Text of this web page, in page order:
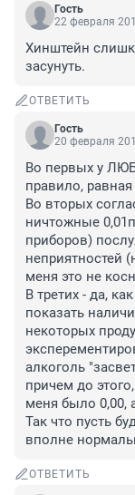
Гость
22 февраля
Хинштейн
засунуть.
ОТВЕТИТЬ
Гость
20 февраля
Во первых у
правило,
Во вторых
ничтожные
приборов)
неприятностей
меня это не
В третих - да,
показать
некоторых
алкоголь
причем до
меня было 0,00,
Так что пусть
вполне
ОТВЕТИТЬ